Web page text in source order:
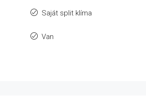
Saját split klíma
Van